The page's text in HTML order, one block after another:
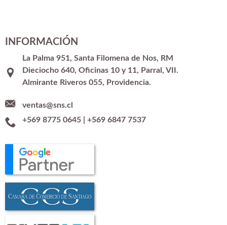
INFORMACIÓN
La Palma 951, Santa Filomena de Nos, RM
Dieciocho 640, Oficinas 10 y 11, Parral, VII.
Almirante Riveros 055, Providencia.
ventas@sns.cl
+569 8775 0645| +569 6847 7537